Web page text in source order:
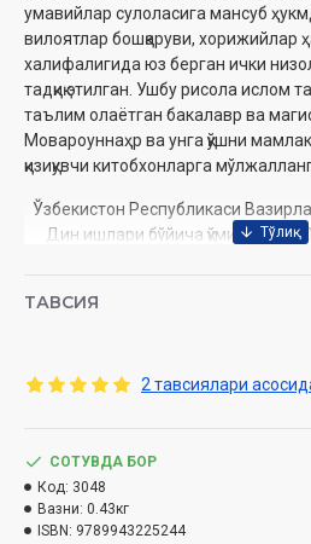
умавийлар сулоласига мансуб
вилоятлар бошқаруви, хорижийлар
халифалигида юз берган ички
тадқиқ этилган. Ушбу рисола ислом
таълим олаётган бакалавр ва
Мовароуннаҳр ва унга қўшни
қизиқувчи китобхонларга
Ўзбекистон Республикаси
Дин ишлари бўйича ‎қўмитанинг
Нашрга тайёрловчи:
Сана: 2021 йил
Муқоваси:қаттиқ
ТАВСИЯ
2 тавсиялари
СОТУВДА БОР
Код: 3048
Вазни: 0.43кг
ISBN: 9789943225244